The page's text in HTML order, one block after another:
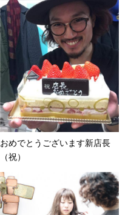
おめでとうございます新店長
（祝）